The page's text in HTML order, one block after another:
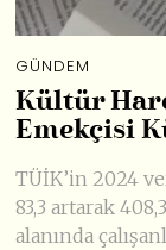
GÜNDEM
Kültür
Emekçisi
TÜİK’in 2024
83,3 artarak
alanında